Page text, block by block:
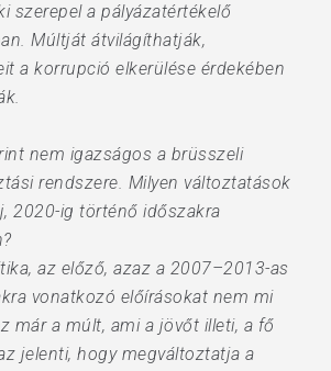
szerepel a pályázatértékelő
Múltját átvilágíthatják,
a korrupció elkerülése érdekében
nem igazságos a brüsszeli
rendszere. Milyen változtatások
2020-ig történő időszakra
az előző, azaz a 2007–2013-as
vonatkozó előírásokat nem mi
már a múlt, ami a jövőt illeti, a fő
jelenti, hogy megváltoztatja a